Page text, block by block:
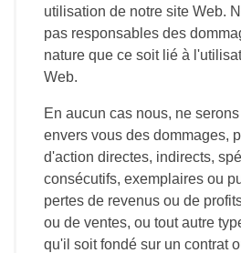
utilisation de notre site Web.
pas responsables des
nature que ce soit lié à
Web.
En aucun cas nous, ne
envers vous des dommages,
d'action directes, indirects,
consécutifs, exemplaires ou
pertes de revenus ou de
ou de ventes, ou tout autre
qu'il soit fondé sur un contrat